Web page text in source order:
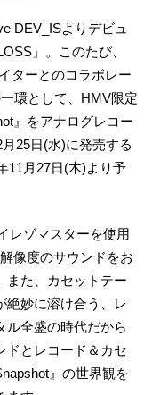
DEV_ISよりデビュ
」。このたび、
ターとのコラボレー
環として、HMV限定
』をアナログレコー
25日(水)に発売する
11月27日(木)より予
レゾマスターを使用
像度のサウンドをお
また、カセットテー
絶妙に溶け合う、レ
ル全盛の時代だから
ドとレコード＆カセ
』の世界観を